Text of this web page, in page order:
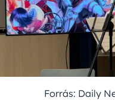
Forrás: Daily